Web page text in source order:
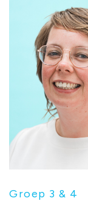
Groep 3 & 4